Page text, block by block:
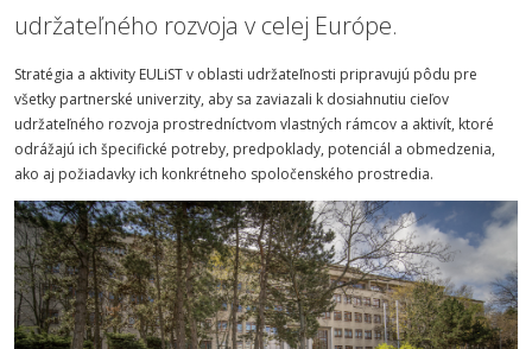
udržateľného rozvoja v celej Európe.
Stratégia a aktivity EULiST v oblasti udržateľnosti pripravujú pôdu pre
všetky partnerské univerzity, aby sa zaviazali k dosiahnutiu cieľov
udržateľného rozvoja prostredníctvom vlastných rámcov a aktivít, ktoré
odrážajú ich špecifické potreby, predpoklady, potenciál a obmedzenia,
ako aj požiadavky ich konkrétneho spoločenského prostredia.